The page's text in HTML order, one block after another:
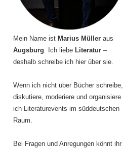
Mein Name ist Marius Müller aus
Augsburg. Ich liebe Literatur –
deshalb schreibe ich hier über sie.
Wenn ich nicht über Bücher schreibe,
diskutiere, moderiere und organisiere
ich Literaturevents im süddeutschen
Raum.
Bei Fragen und Anregungen könnt ihr